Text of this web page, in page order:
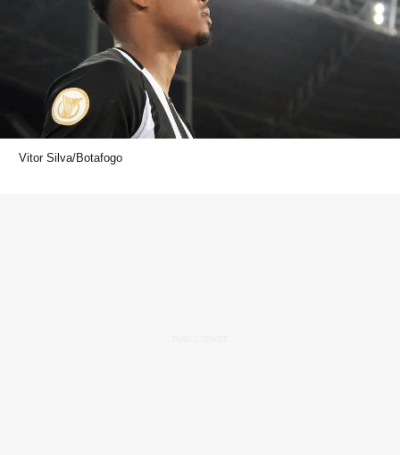
Vitor Silva/Botafogo